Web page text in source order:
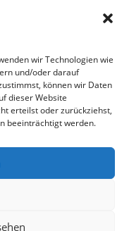
wir Technologien wie
und/oder darauf
können wir Daten
dieser Website
erteilst oder zurückziehst,
beeinträchtigt werden.
übernehmen wir keine
Für den Inhalt der